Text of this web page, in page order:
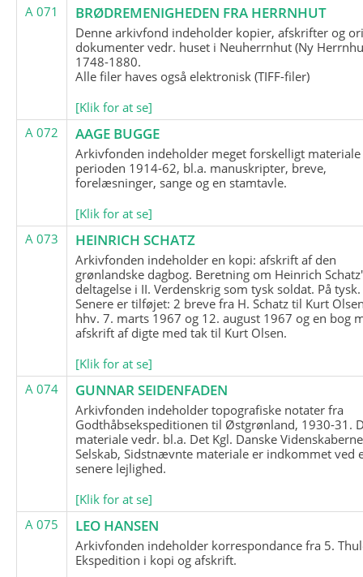
A 071
BRØDREMENIGHEDEN FRA HERRNHUT
Denne arkivfond indeholder kopier, afskrifter og
dokumenter vedr. huset i Neuherrnhut (Ny
1748-1880.
Alle filer haves også elektronisk (TIFF-filer)
[Klik for at se]
A 072
AAGE BUGGE
Arkivfonden indeholder meget forskelligt
perioden 1914-62, bl.a. manuskripter, breve,
forelæsninger, sange og en stamtavle.
[Klik for at se]
A 073
HEINRICH SCHATZ
Arkivfonden indeholder en kopi: afskrift af den
grønlandske dagbog. Beretning om Heinrich Schatz'
deltagelse i II. Verdenskrig som tysk soldat. På tysk.
Senere er tilføjet: 2 breve fra H. Schatz til Kurt
hhv. 7. marts 1967 og 12. august 1967 og en bog
afskrift af digte med tak til Kurt Olsen.
[Klik for at se]
A 074
GUNNAR SEIDENFADEN
Arkivfonden indeholder topografiske notater fra
Godthåbsekspeditionen til Østgrønland, 1930-31.
materiale vedr. bl.a. Det Kgl. Danske
Selskab, Sidstnævnte materiale er indkommet ved
senere lejlighed.
[Klik for at se]
A 075
LEO HANSEN
Arkivfonden indeholder korrespondance fra 5.
Ekspedition i kopi og afskrift.